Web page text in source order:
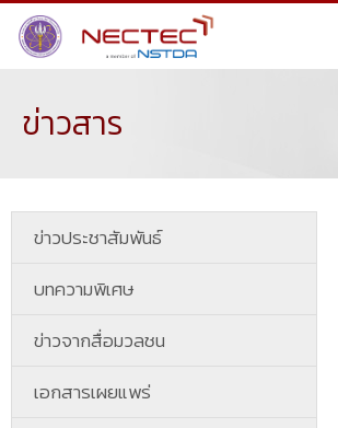
ข่าวสาร
ข่าวประชาสัมพันธ์
บทความพิเศษ
ข่าวจากสื่อมวลชน
เอกสารเผยแพร่